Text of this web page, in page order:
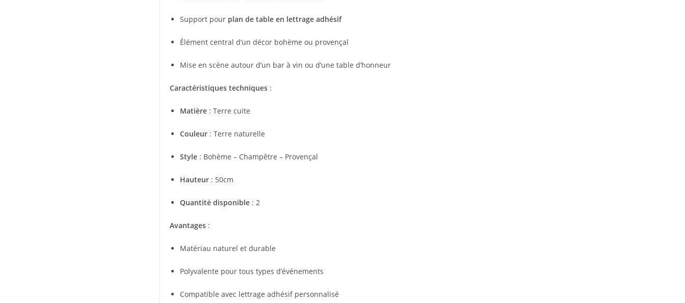
Support pour plan de table en lettrage adhésif
Élément central d’un décor bohème ou provençal
Mise en scène autour d’un bar à vin ou d’une table d’honneur
Caractéristiques techniques :
Matière : Terre cuite
Couleur : Terre naturelle
Style : Bohème – Champêtre – Provençal
Hauteur : 50cm
Quantité disponible : 2
Avantages :
Matériau naturel et durable
Polyvalente pour tous types d’événements
Compatible avec lettrage adhésif personnalisé